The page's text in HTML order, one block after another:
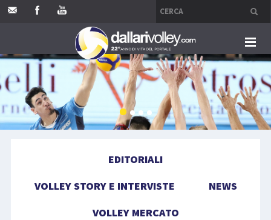
HOME
EDITORIALI
VOLLEY MERCATO
EDITORIALI
VOLLEY STORY E INTERVISTE
NEWS
VOLLEY MERCATO